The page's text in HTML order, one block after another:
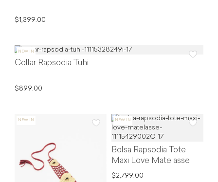
$1,399.00
Collar Rapsodia Tuhi
$899.00
Bolsa Rapsodia Tote
Maxi Love Matelasse
$2,799.00